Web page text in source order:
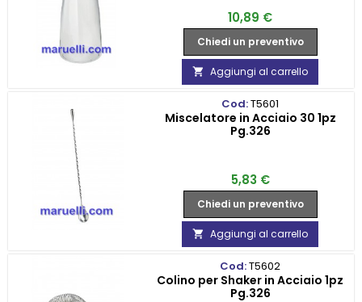
Prezzo
10,89 €
Chiedi un preventivo
 Aggiungi al carrello
Cod:T5601
Miscelatore in Acciaio 30 1pz
Pg.326
Prezzo
5,83 €
Chiedi un preventivo
 Aggiungi al carrello
Cod:T5602
Colino per Shaker in Acciaio 1pz
Pg.326